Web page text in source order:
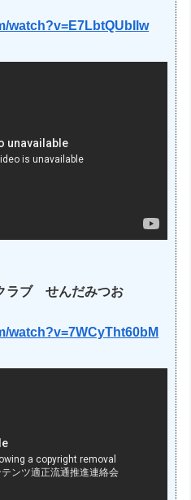
watch?v=E7LbtQUbIlw
ラブ せんだみつお
watch?v=7WCyTht60bM